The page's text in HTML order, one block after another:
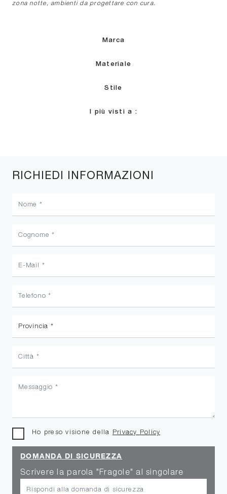
zona notte, ambienti da progettare con cura.
Marca
Materiale
Stile
I più visti a :
RICHIEDI INFORMAZIONI
Ho preso visione della Privacy Policy
DOMANDA DI SICUREZZA
Scrivere la parola "Fragole" al singolare